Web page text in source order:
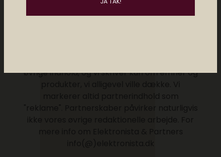
eller videoer. Vi udvælger nøje partnere,
øvrige indhold, og vi skriver kun om emner og